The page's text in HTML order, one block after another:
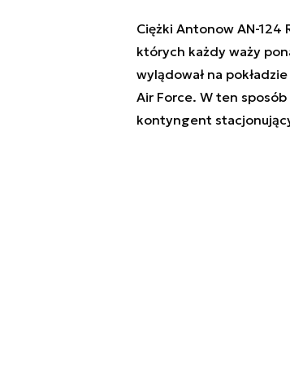
Ciężki Antonow AN-124
których każdy waży
wylądował na
Air Force. W ten
kontyngent